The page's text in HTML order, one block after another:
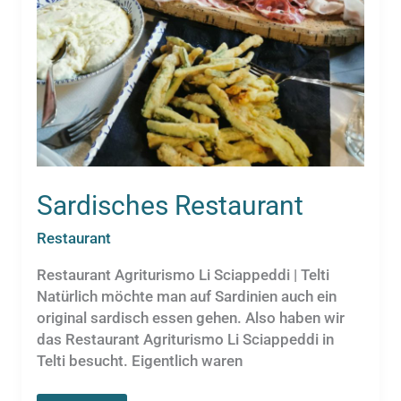
Sardisches Restaurant
Restaurant
Restaurant Agriturismo Li Sciappeddi | Telti
Natürlich möchte man auf Sardinien auch ein
original sardisch essen gehen. Also haben wir
das Restaurant Agriturismo Li Sciappeddi in
Telti besucht. Eigentlich waren